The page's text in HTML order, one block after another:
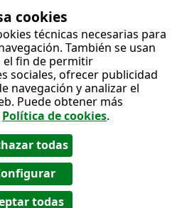
cookies
técnicas necesarias para
También se usan
el fin de permitir
sociales, ofrecer publicidad
navegación y analizar el
Puede obtener más
Política de cookies.